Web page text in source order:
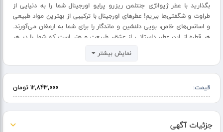
بگذارید با عطر ژیوانژی جنتلمن ریزرو پرایو اورجینال شما را به دنیایی از
طراوت و شگفتی‌ها ببریم! عطرهای اورجینال با ترکیبی از بهترین مواد طبیعی
و اسانس‌های خاص، بویی دلنشین و ماندگار را برای شما به ارمغان می‌آورند.
هر قطره از این عطر، داستانی از عشق، طبیعت و هنر است که شما را در هر
با انتخاب عطر ژیوانژی جنتلمن ریزرو پرایو اورجینال، نه تنها به خودتان هدیۀ
اطرافیان‌تان خلق می‌کنید. عطر اورجینال، انتخابی برای آن‌هایی است که به
دنبال کیفیت بی‌نظیر و بویی فراموش‌نشدنی هستند.
همین حالا وارد عطر وزیری شو خرید کن و از عطر های اورجینال لذت ببر.
نمایش بیشتر
قیمت: 12,843,000 تومان
جزئیات آگهی